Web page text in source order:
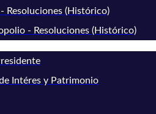
Resoluciones (Histórico)
- Resoluciones (Histórico)
Intéres y Patrimonio